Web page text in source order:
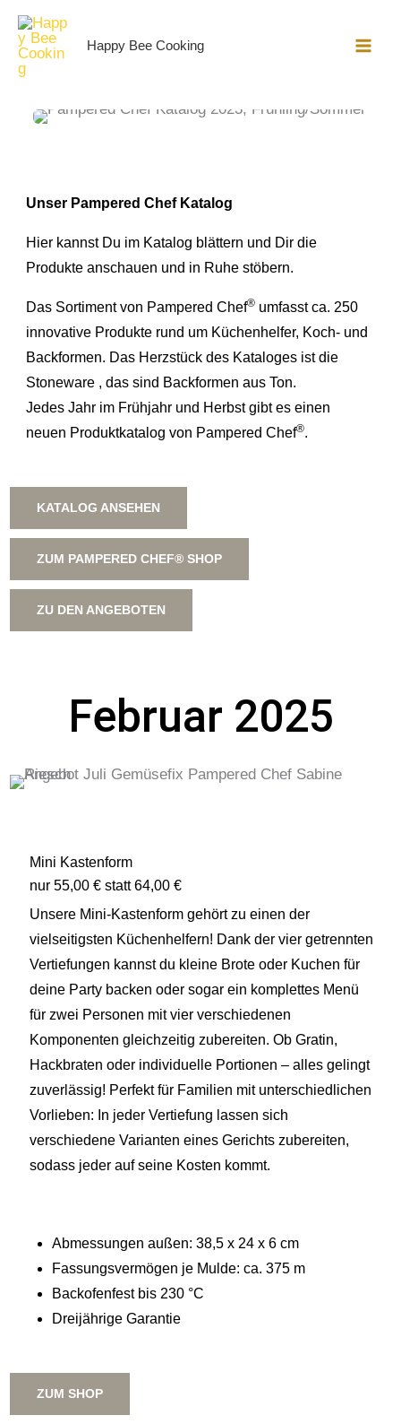
Zum
Inhalt
springen
Happy Bee Cooking
Unser Pampered Chef Katalog
Hier kannst Du im Katalog blättern und Dir die
Produkte anschauen und in Ruhe stöbern.
Das Sortiment von Pampered Chef® umfasst ca. 250
innovative Produkte rund um Küchenhelfer, Koch- und
Backformen. Das Herzstück des Kataloges ist die
Stoneware , das sind Backformen aus Ton.
Jedes Jahr im Frühjahr und Herbst gibt es einen
neuen Produktkatalog von Pampered Chef®.
KATALOG ANSEHEN
ZUM PAMPERED CHEF® SHOP
ZU DEN ANGEBOTEN
Februar 2025
Mini Kastenform
nur 55,00 € statt 64,00 €
Unsere Mini-Kastenform gehört zu einen der
vielseitigsten Küchenhelfern! Dank der vier getrennten
Vertiefungen kannst du kleine Brote oder Kuchen für
deine Party backen oder sogar ein komplettes Menü
für zwei Personen mit vier verschiedenen
Komponenten gleichzeitig zubereiten. Ob Gratin,
Hackbraten oder individuelle Portionen – alles gelingt
zuverlässig! Perfekt für Familien mit unterschiedlichen
Vorlieben: In jeder Vertiefung lassen sich
verschiedene Varianten eines Gerichts zubereiten,
sodass jeder auf seine Kosten kommt.
Abmessungen außen: 38,5 x 24 x 6 cm
Fassungsvermögen je Mulde: ca. 375 m
Backofenfest bis 230 °C
Dreijährige Garantie
ZUM SHOP